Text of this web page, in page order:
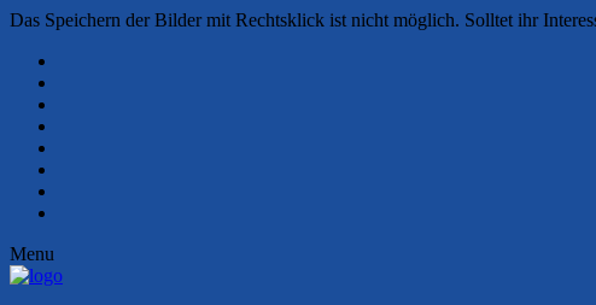
Das Speichern der Bilder mit Rechtsklick ist nicht möglich. Solltet ihr
Menu